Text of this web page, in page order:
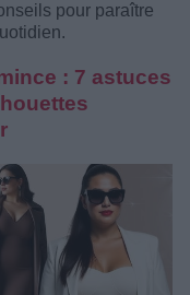
pour paraître
: 7 astuces